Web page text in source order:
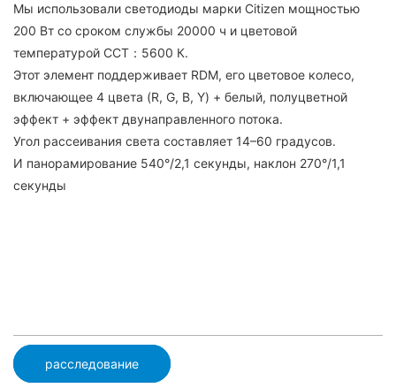
Мы использовали светодиоды марки Citizen мощностью
200 Вт со сроком службы 20000 ч и цветовой
температурой CCT：5600 К.
Этот элемент поддерживает RDM, его цветовое колесо,
включающее 4 цвета (R, G, B, Y) + белый, полуцветной
эффект + эффект двунаправленного потока.
Угол рассеивания света составляет 14–60 градусов.
И панорамирование 540°/2,1 секунды, наклон 270°/1,1
секунды
расследование